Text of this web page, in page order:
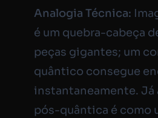
Analogia Técnica:
é um quebra-cabeça
peças gigantes; um
quântico consegue
instantaneamente. Já
pós-quântica é como